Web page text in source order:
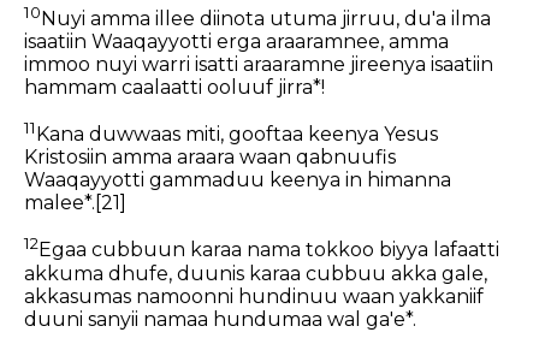
10Nuyi amma illee diinota utuma jirruu, du'a ilma
isaatiin Waaqayyotti erga araaramnee, amma
immoo nuyi warri isatti araaramne jireenya isaatiin
hammam caalaatti ooluuf jirra*!
11 Kana duwwaas miti, gooftaa keenya Yesus
Kristosiin amma araara waan qabnuufis
Waaqayyotti gammaduu keenya in himanna
malee*. [21]
12Egaa cubbuun karaa nama tokkoo biyya lafaatti
akkuma dhufe, duunis karaa cubbuu akka gale,
akkasumas namoonni hundinuu waan yakkaniif
duuni sanyii namaa hundumaa wal ga'e*.